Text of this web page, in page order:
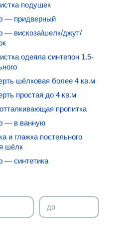
подушек
— придверный
— вискоза/шелк/джут/
одеяла синтепон 1.5-
шёлковая более 4 кв.м
простая до 4 кв.м
пропитка
— в ванную
и глажка постельного
шёлк
— синтетика
до